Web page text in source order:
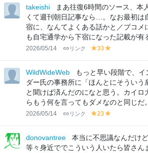
lo
w
lo
takeishi
まあ往復6時間のソース、本
くて週刊朝日記事なら…。なお最初は
宿に、なんてよくある話かと／ブコメ
も自宅通学から下宿になった記載が有
2026/05/14 リンク
y
lo
w
33
lo
w
WildWideWeb
もっと早い段階で、
ダー氏の事務所に「ほんとにそういう
と聞けば済んだのになと思う。カイロ
らもう何を言ってもダメなのと同じだ。
2026/05/14 リンク
y
lo
w
23
lo
w
donovantree
本当に不思議なんだけ
等々身近ででこういう人いたら皆さん